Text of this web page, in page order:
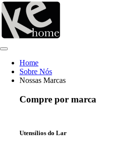
Ir
para
conteúdo
Home
Sobre Nós
Nossas Marcas
Compre por marca
Utensílios do Lar